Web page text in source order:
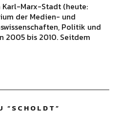
Karl-Marx-Stadt (heute:
der Medien- und
Politik und
2005 bis 2010. Seitdem
“SCHOLDT”